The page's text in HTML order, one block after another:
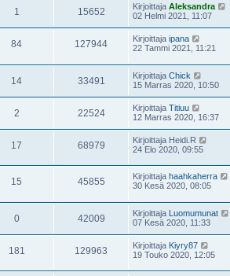
1 15652 Kirjoittaja Aleksandra
02 Helmi 2021, 11:07
84 127944 Kirjoittaja ipana
22 Tammi 2021, 11:21
14 33491 Kirjoittaja Chick
15 Marras 2020, 10:50
2 22524 Kirjoittaja Titiuu
12 Marras 2020, 16:37
17 68979 Kirjoittaja Heidi.R
24 Elo 2020, 09:55
15 45855 Kirjoittaja haahkaherra
30 Kesä 2020, 08:05
0 42009 Kirjoittaja Luomumunat
07 Kesä 2020, 11:33
181 129963 Kirjoittaja Kiyry87
19 Touko 2020, 12:05